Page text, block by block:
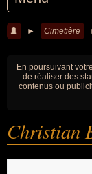
► Cimetière
En poursuivant
de réaliser des
contenus ou
Christian